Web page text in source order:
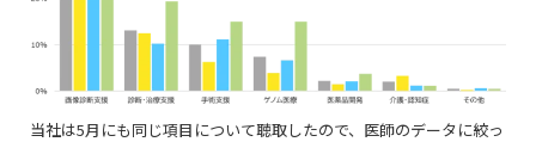
当社は5月にも同じ項目について聴取したので、医師のデータに絞っ